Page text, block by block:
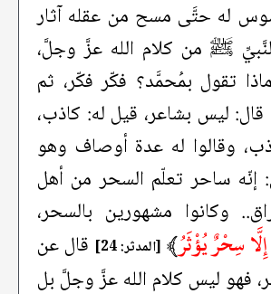
له حتَّى مسح من عقله آثار
ﷺ من كلام الله عزَّ وجلَّ،
تقول بمُحمَّد؟ فكّر فكّر، ثم
ليس بشاعر، قيل له: كاذب،
وقالوا له عدة أوصاف وهو
إنّه ساحر تعلّم السحر من أهل
وكانوا مشهورين بالسحر،
سِحْرٌ يُؤْثَرُ﴾ [المدثر: 24]
قال عن
فهو ليس كلام الله عزَّ وجلَّ بل